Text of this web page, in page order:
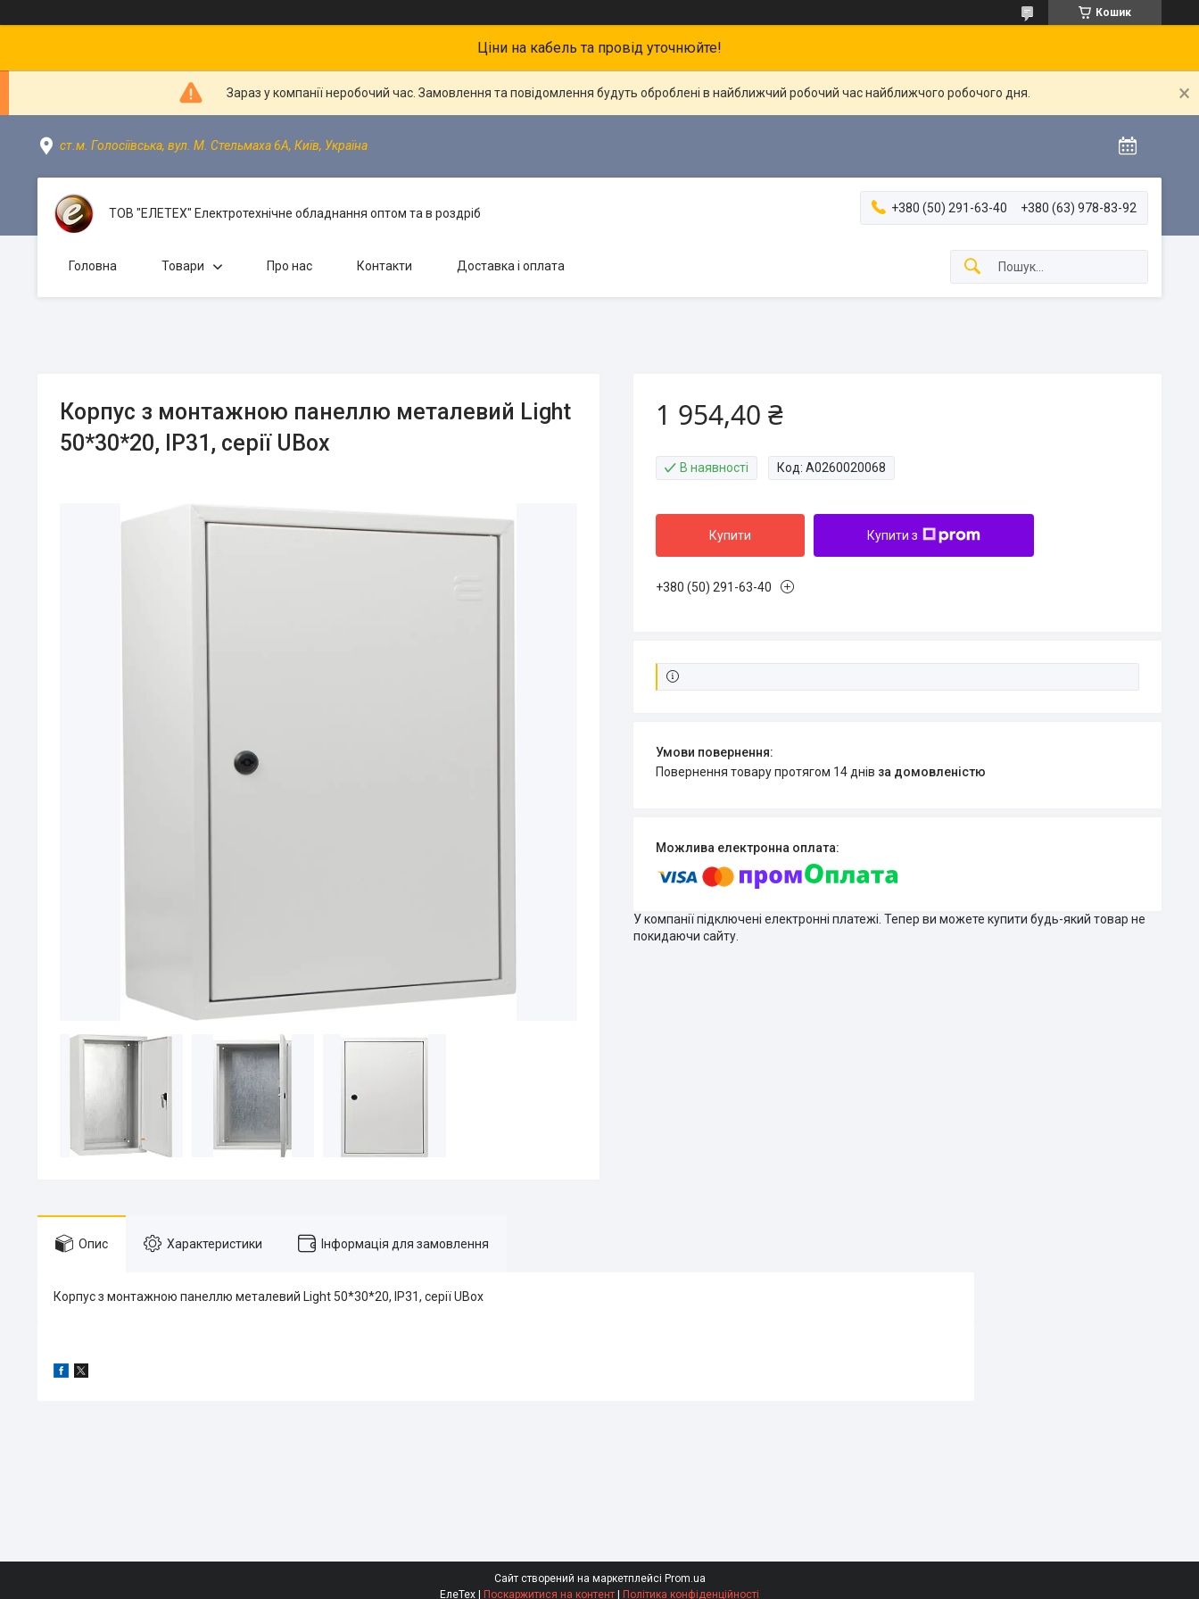
Кошик
Ціни на кабель та провід уточнюйте!
Зараз у компанії неробочий час. Замовлення та повідомлення будуть оброблені в найближчий робочий час найближчого робочого дня.
ст.м. Голосіївська, вул. М. Стельмаха 6А, Київ, Україна
ТОВ "ЕЛЕТЕХ" Електротехнічне обладнання оптом та в роздріб +380 (50) 291-63-40 +380 (63) 978-83-92
Головна Товари Про нас Контакти Доставка і оплата
Корпус з монтажною панеллю металевий Light
50*30*20, IP31, серії UBox
1 954,40 ₴
В наявності Код: A0260020068
Купити Купити з
+380 (50) 291-63-40
повернення товару протягом 14 днів за домовленістю
У компанії підключені електронні платежі. Тепер ви можете купити будь-який товар не
покидаючи сайту.
Опис Характеристики Інформація для замовлення
Корпус з монтажною панеллю металевий Light 50*30*20, IP31, серії UBox
Сайт створений на маркетплейсі Prom.ua
ЕлеТех | Поскаржитися на контент | Політика конфіденційності